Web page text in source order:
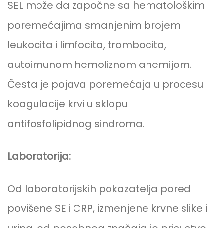
SEL može da započne sa hematološkim
poremećajima smanjenim brojem
leukocita i limfocita, trombocita,
autoimunom hemoliznom anemijom.
Česta je pojava poremećaja u procesu
koagulacije krvi u sklopu
antifosfolipidnog sindroma.
Laboratorija:
Od laboratorijskih pokazatelja pored
povišene SE i CRP, izmenjene krvne slike i